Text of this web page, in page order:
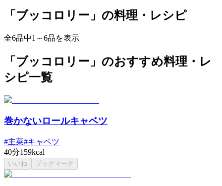
「ブッコロリー」の料理・レシピ
全6品中1～6品を表示
「ブッコロリー」のおすすめ料理・レ
シピ一覧
巻かないロールキャベツ
#主菜#キャベツ
40分159kcal
いいね ブックマーク